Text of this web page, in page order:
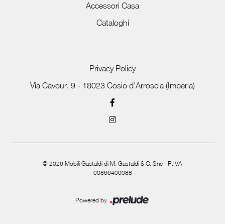
Accessori Casa
Cataloghi
Privacy Policy
Via Cavour, 9 - 18023 Cosio d'Arroscia (Imperia)
© 2026 Mobili Gastaldi di M. Gastaldi & C. Snc - P.IVA
00866400088
Powered by